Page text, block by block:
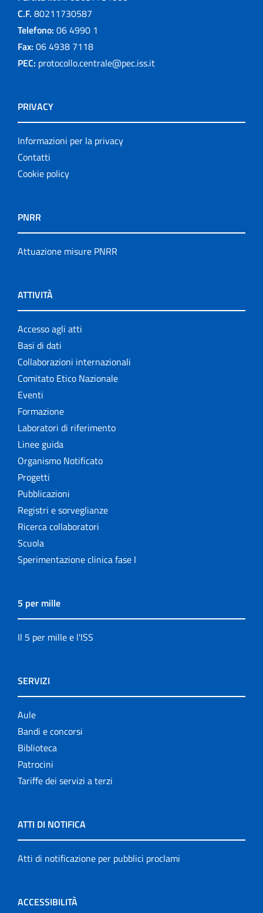
C.F. 80211730587
Telefono: 06 4990 1
Fax: 06 4938 7118
PEC: protocollo.centrale@pec.iss.it
PRIVACY
Informazioni per la privacy
Contatti
Cookie policy
PNRR
Attuazione misure PNRR
ATTIVITÀ
Accesso agli atti
Basi di dati
Collaborazioni internazionali
Comitato Etico Nazionale
Eventi
Formazione
Laboratori di riferimento
Linee guida
Organismo Notificato
Progetti
Pubblicazioni
Registri e sorveglianze
Ricerca collaboratori
Scuola
Sperimentazione clinica fase I
5 per mille
Il 5 per mille e l'ISS
SERVIZI
Aule
Bandi e concorsi
Biblioteca
Patrocini
Tariffe dei servizi a terzi
ATTI DI NOTIFICA
Atti di notificazione per pubblici proclami
ACCESSIBILITÀ